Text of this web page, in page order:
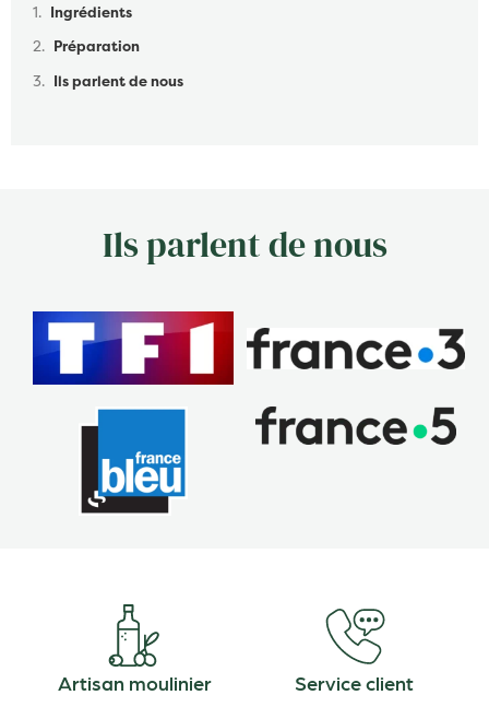
Ingrédients
Préparation
Ils parlent de nous
Ils parlent de nous
Artisan moulinier
Service client